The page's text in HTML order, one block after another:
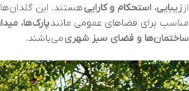
اززیبایی، استحکام و کاراییهستند. این
مناسب برای فضاهای عمومی مانندپارک‌ها،
ساختمان‌ها و فضای سبز شهریمی‌باشند.